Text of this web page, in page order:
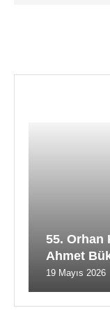
55. Orhan
Ahmet
19 Mayıs 2026